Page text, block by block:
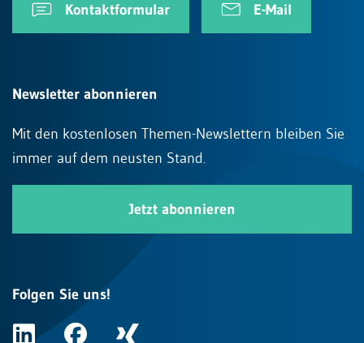
Kontaktformular E-Mail
Newsletter abonnieren
Mit den kostenlosen Themen-Newslettern bleiben Sie
immer auf dem neusten Stand.
Jetzt abonnieren
Folgen Sie uns!